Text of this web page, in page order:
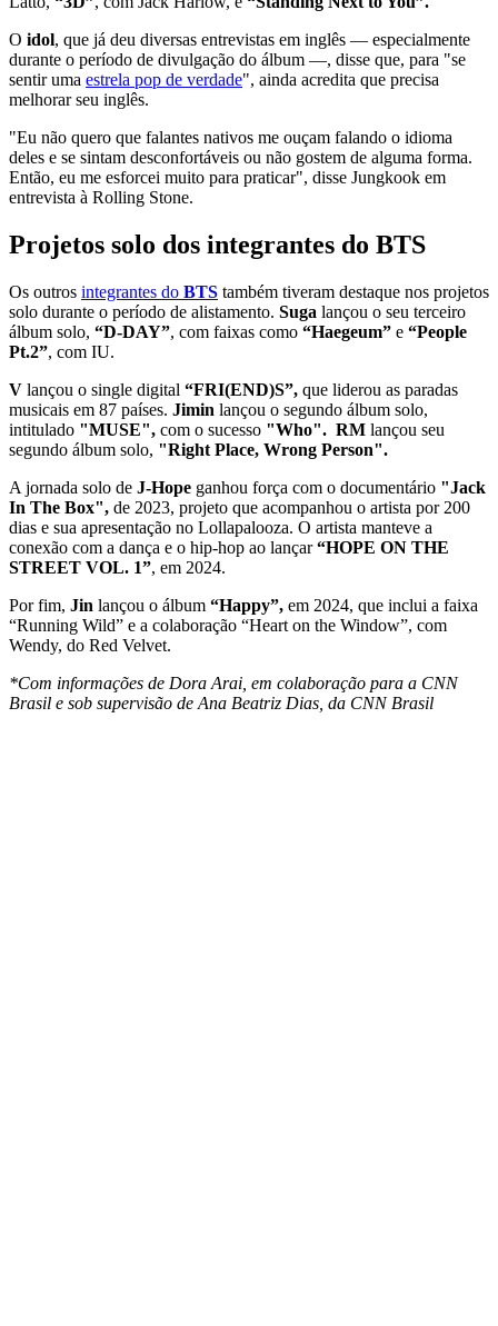
O idol, que já deu diversas entrevistas em inglês — especialmente
durante o período de divulgação do álbum —, disse que, para "se
sentir uma estrela pop de verdade", ainda acredita que precisa
melhorar seu inglês.
"Eu não quero que falantes nativos me ouçam falando o idioma
deles e se sintam desconfortáveis ​​ou não gostem de alguma forma.
Então, eu me esforcei muito para praticar", disse Jungkook em
entrevista à Rolling Stone.
Projetos solo dos integrantes do BTS
Os outros integrantes do BTS também tiveram destaque nos projetos
solo durante o período de alistamento. Suga lançou o seu terceiro
álbum solo, “D-DAY”, com faixas como “Haegeum” e “People
Pt.2”, com IU.
V lançou o single digital “FRI(END)S”, que liderou as paradas
musicais em 87 países. Jimin lançou o segundo álbum solo,
intitulado "MUSE", com o sucesso "Who". RM lançou seu
segundo álbum solo, "Right Place, Wrong Person".
A jornada solo de J-Hope ganhou força com o documentário "Jack
In The Box", de 2023, projeto que acompanhou o artista por 200
dias e sua apresentação no Lollapalooza. O artista manteve a
conexão com a dança e o hip-hop ao lançar“HOPE ON THE
STREET VOL. 1”, em 2024.
Por fim, Jin lançou o álbum “Happy”, em 2024, que inclui a faixa
“Running Wild” e a colaboração “Heart on the Window”, com
Wendy, do Red Velvet.
*Com informações de Dora Arai, em colaboração para a CNN
Brasil e sob supervisão de Ana Beatriz Dias, da CNN Brasil